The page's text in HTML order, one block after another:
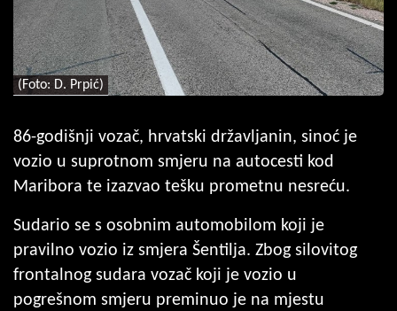
(Foto: D. Prpić)
86-godišnji vozač, hrvatski državljanin, sinoć je
vozio u suprotnom smjeru na autocesti kod
Maribora te izazvao tešku prometnu nesreću.
Sudario se s osobnim automobilom koji je
pravilno vozio iz smjera Šentilja. Zbog silovitog
frontalnog sudara vozač koji je vozio u
pogrešnom smjeru preminuo je na mjestu